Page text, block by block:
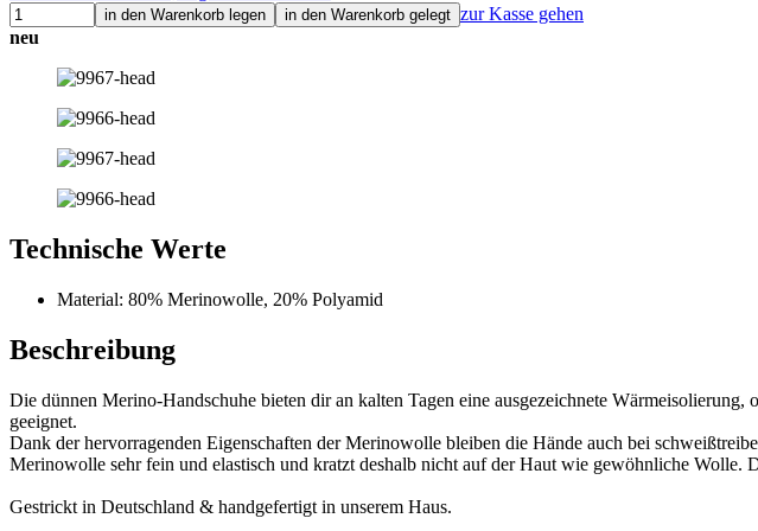
in den Warenkorb legen in den Warenkorb gelegt zur Kasse gehen
neu
Technische Werte
Material: 80% Merinowolle, 20% Polyamid
Beschreibung
Die dünnen Merino-Handschuhe bieten dir an kalten Tagen eine ausgezeichnete
geeignet.
Dank der hervorragenden Eigenschaften der Merinowolle bleiben die Hände auch bei
Merinowolle sehr fein und elastisch und kratzt deshalb nicht auf der Haut wie gewöhnliche Wolle.
Gestrickt in Deutschland & handgefertigt in unserem Haus.